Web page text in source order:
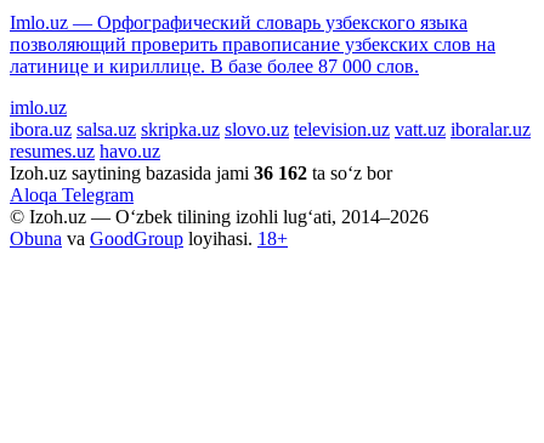
Imlo.uz — Орфографический словарь узбекского языка
позволяющий проверить правописание узбекских слов на
латинице и кириллице. В базе более 87 000 слов.
imlo.uz
ibora.uz salsa.uz skripka.uz slovo.uz television.uz vatt.uz iboralar.uz
resumes.uz havo.uz
Izoh.uz saytining bazasida jami 36 162 ta so‘z bor
Aloqa Telegram
© Izoh.uz — O‘zbek tilining izohli lug‘ati, 2014–2026
Obuna va GoodGroup loyihasi. 18+